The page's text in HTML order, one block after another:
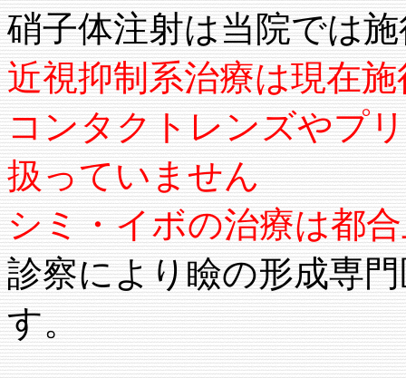
硝子体注射は当院では
近視抑制系治療は現在
コンタクトレンズやプ
扱っていません
シミ・イボの治療は都
診察により瞼の形成専
す。